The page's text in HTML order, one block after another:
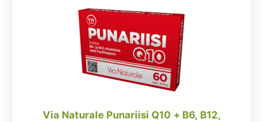
Via Naturale Punariisi Q10 + B6, B12,